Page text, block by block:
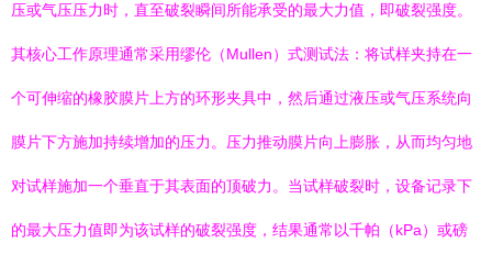
压或气压压力时，直至破裂瞬间所能承受的最大力值，即破裂强度。
其核心工作原理通常采用缪伦（Mullen）式测试法：将试样夹持在一
个可伸缩的橡胶膜片上方的环形夹具中，然后通过液压或气压系统向
膜片下方施加持续增加的压力。压力推动膜片向上膨胀，从而均匀地
对试样施加一个垂直于其表面的顶破力。当试样破裂时，设备记录下
的最大压力值即为该试样的破裂强度，结果通常以千帕（kPa）或磅